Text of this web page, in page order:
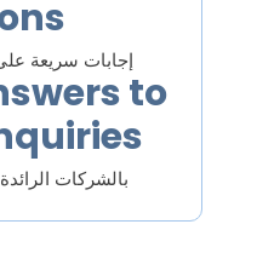
إجابات سريعة
to
لماذا يثق QR TIGER بالشركات الرائدة